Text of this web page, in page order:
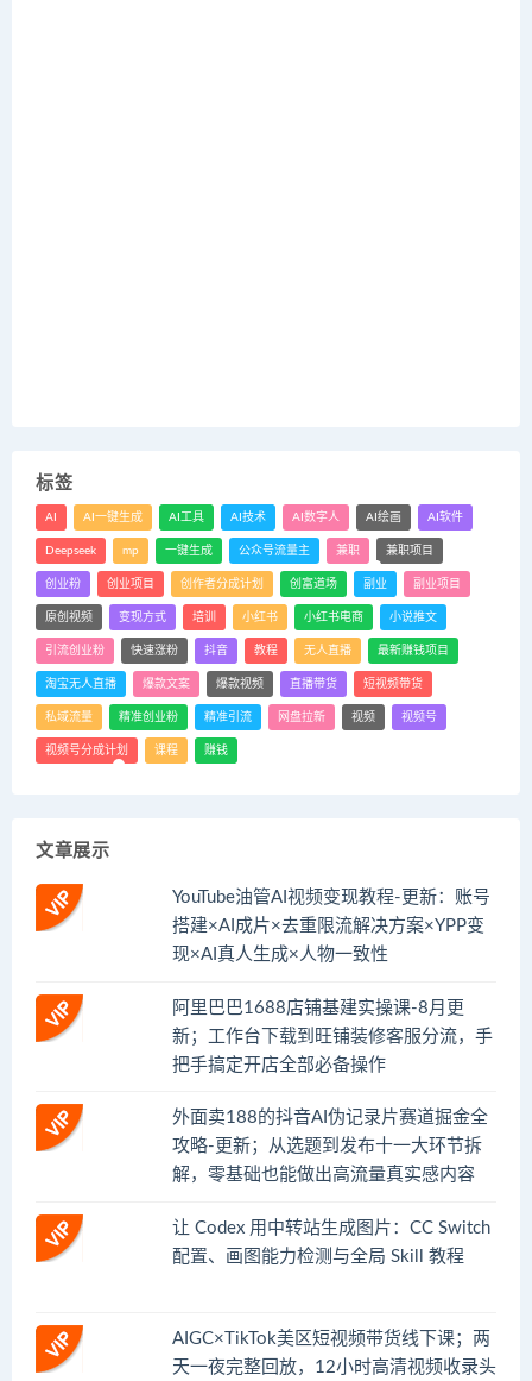
标签
AI AI一键生成 AI工具 AI技术 AI数字人 AI绘画 AI软件
Deepseek mp 一键生成 公众号流量主 兼职 兼职项目
创业粉 创业项目 创作者分成计划 创富道场 副业 副业项目
原创视频 变现方式 培训 小红书 小红书电商 小说推文
引流创业粉 快速涨粉 抖音 教程 无人直播 最新赚钱项目
淘宝无人直播 爆款文案 爆款视频 直播带货 短视频带货
私域流量 精准创业粉 精准引流 网盘拉新 视频 视频号
视频号分成计划 课程 赚钱
文章展示
YouTube油管AI视频变现教程-更新：账号
搭建×AI成片×去重限流解决方案×YPP变
现×AI真人生成×人物一致性
阿里巴巴1688店铺基建实操课-8月更
新；工作台下载到旺铺装修客服分流，手
把手搞定开店全部必备操作
外面卖188的抖音AI伪记录片赛道掘金全
攻略-更新；从选题到发布十一大环节拆
解，零基础也能做出高流量真实感内容
让 Codex 用中转站生成图片：CC Switch
配置、画图能力检测与全局 Skill 教程
AIGC×TikTok美区短视频带货线下课；两
天一夜完整回放，12小时高清视频收录头